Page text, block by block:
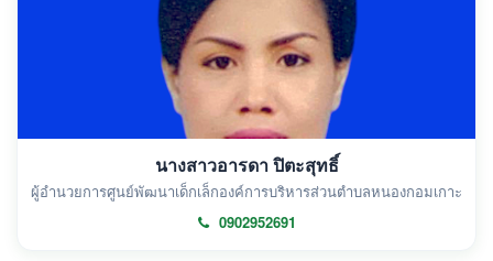
นางสาวอารดา ปิตะสุทธิ์
ผู้อำนวยการศูนย์พัฒนาเด็กเล็กองค์การบริหารส่วนตำบลหนองกอมเกาะ
0902952691